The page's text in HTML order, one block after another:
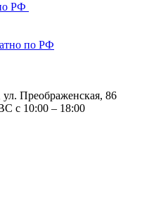
РФ
по РФ
Преображенская, 86
с 10:00 – 18:00